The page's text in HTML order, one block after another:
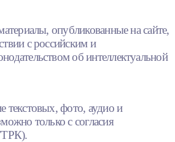
опубликованные на сайте,
с российским и
об интеллектуальной
текстовых, фото, аудио и
только с согласия